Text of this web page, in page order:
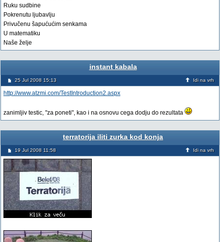
Ruku sudbine
Pokrenutu ljubavlju
Privučenu šapućućim senkama
U matematiku
Naše želje
instant kabala
25 Jul 2008 15:13 Idi na vrh
http://www.atzmi.com/TestIntroduction2.aspx
zanimljiv testic, "za poneti", kao i na osnovu cega dodju do rezultata
terratorija iliti zurka kod konja
19 Jul 2008 11:58 Idi na vrh